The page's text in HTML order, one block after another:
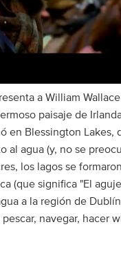
a William
paisaje de
en Blessington Lakes,
al agua (y, no se
los lagos se
(que significa "El
a la región de
navegar, hacer